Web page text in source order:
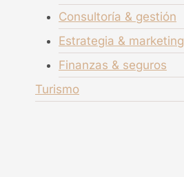
Consultoría & gestión
Estrategia & marketing
Finanzas & seguros
Turismo